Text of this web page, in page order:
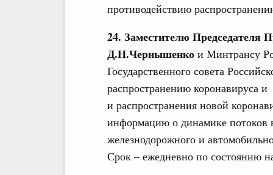
противодействию
24. Заместителю Председателя
Д.Н.Чернышенко и Минтрансу
Государственного совета
распространению коронавируса
и распространения новой
информацию о динамике потоков
железнодорожного и
Срок – ежедневно по состоянию